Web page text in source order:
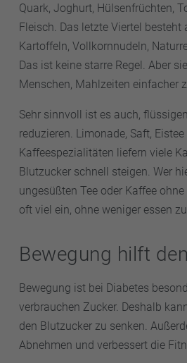
Quark, Joghurt, Hülsenfrüchten,
Fleisch. Das letzte Viertel besteht
Kartoffeln, Vollkornnudeln,
Das ist keine starre Regel. Aber
Menschen, Mahlzeiten einfacher
Sehr sinnvoll ist es auch,
reduzieren. Limonade, Saft,
Kaffeespezialitäten liefern viele
Blutzucker schnell steigen. Wer
ungesüßten Tee oder Kaffee
oft viel ein, ohne weniger essen
Bewegung hilft
Bewegung ist bei Diabetes
verbrauchen Zucker. Deshalb
den Blutzucker zu senken.
Abnehmen und verbessert die